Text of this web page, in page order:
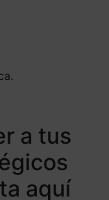
a tus
aquí